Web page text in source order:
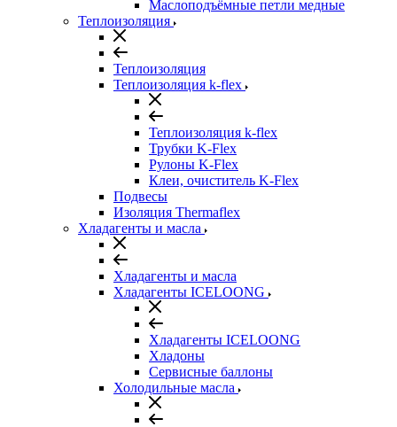
Маслоподъёмные петли медные
Теплоизоляция
Теплоизоляция
Теплоизоляция k-flex
Теплоизоляция k-flex
Трубки K-Flex
Рулоны K-Flex
Клеи, очиститель K-Flex
Подвесы
Изоляция Thermaflex
Хладагенты и масла
Хладагенты и масла
Хладагенты ICELOONG
Хладагенты ICELOONG
Хладоны
Сервисные баллоны
Холодильные масла